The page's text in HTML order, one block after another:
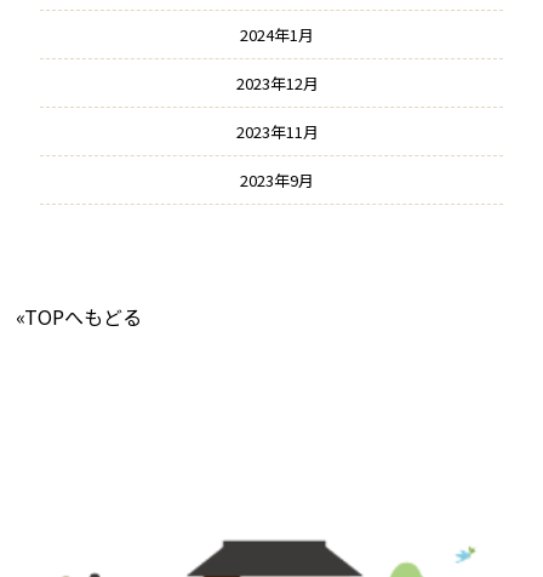
2024年1月
2023年12月
2023年11月
2023年9月
«TOPへもどる